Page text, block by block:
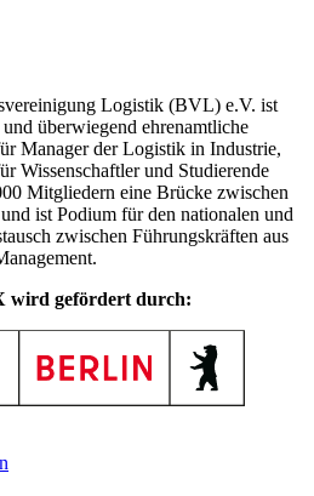
Logistik (BVL) e.V. ist
überwiegend ehrenamtliche
Manager der Logistik in Industrie,
Wissenschaftler und Studierende
Mitgliedern eine Brücke zwischen
ist Podium für den nationalen und
zwischen Führungskräften aus
wird gefördert durch: